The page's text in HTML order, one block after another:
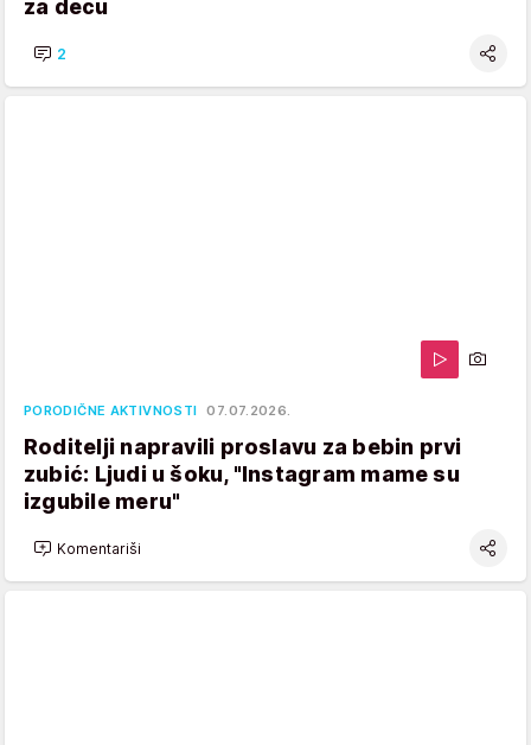
za decu
2
PORODIČNE AKTIVNOSTI 07.07.2026.
Roditelji napravili proslavu za bebin prvi
zubić: Ljudi u šoku, "Instagram mame su
izgubile meru"
Komentariši